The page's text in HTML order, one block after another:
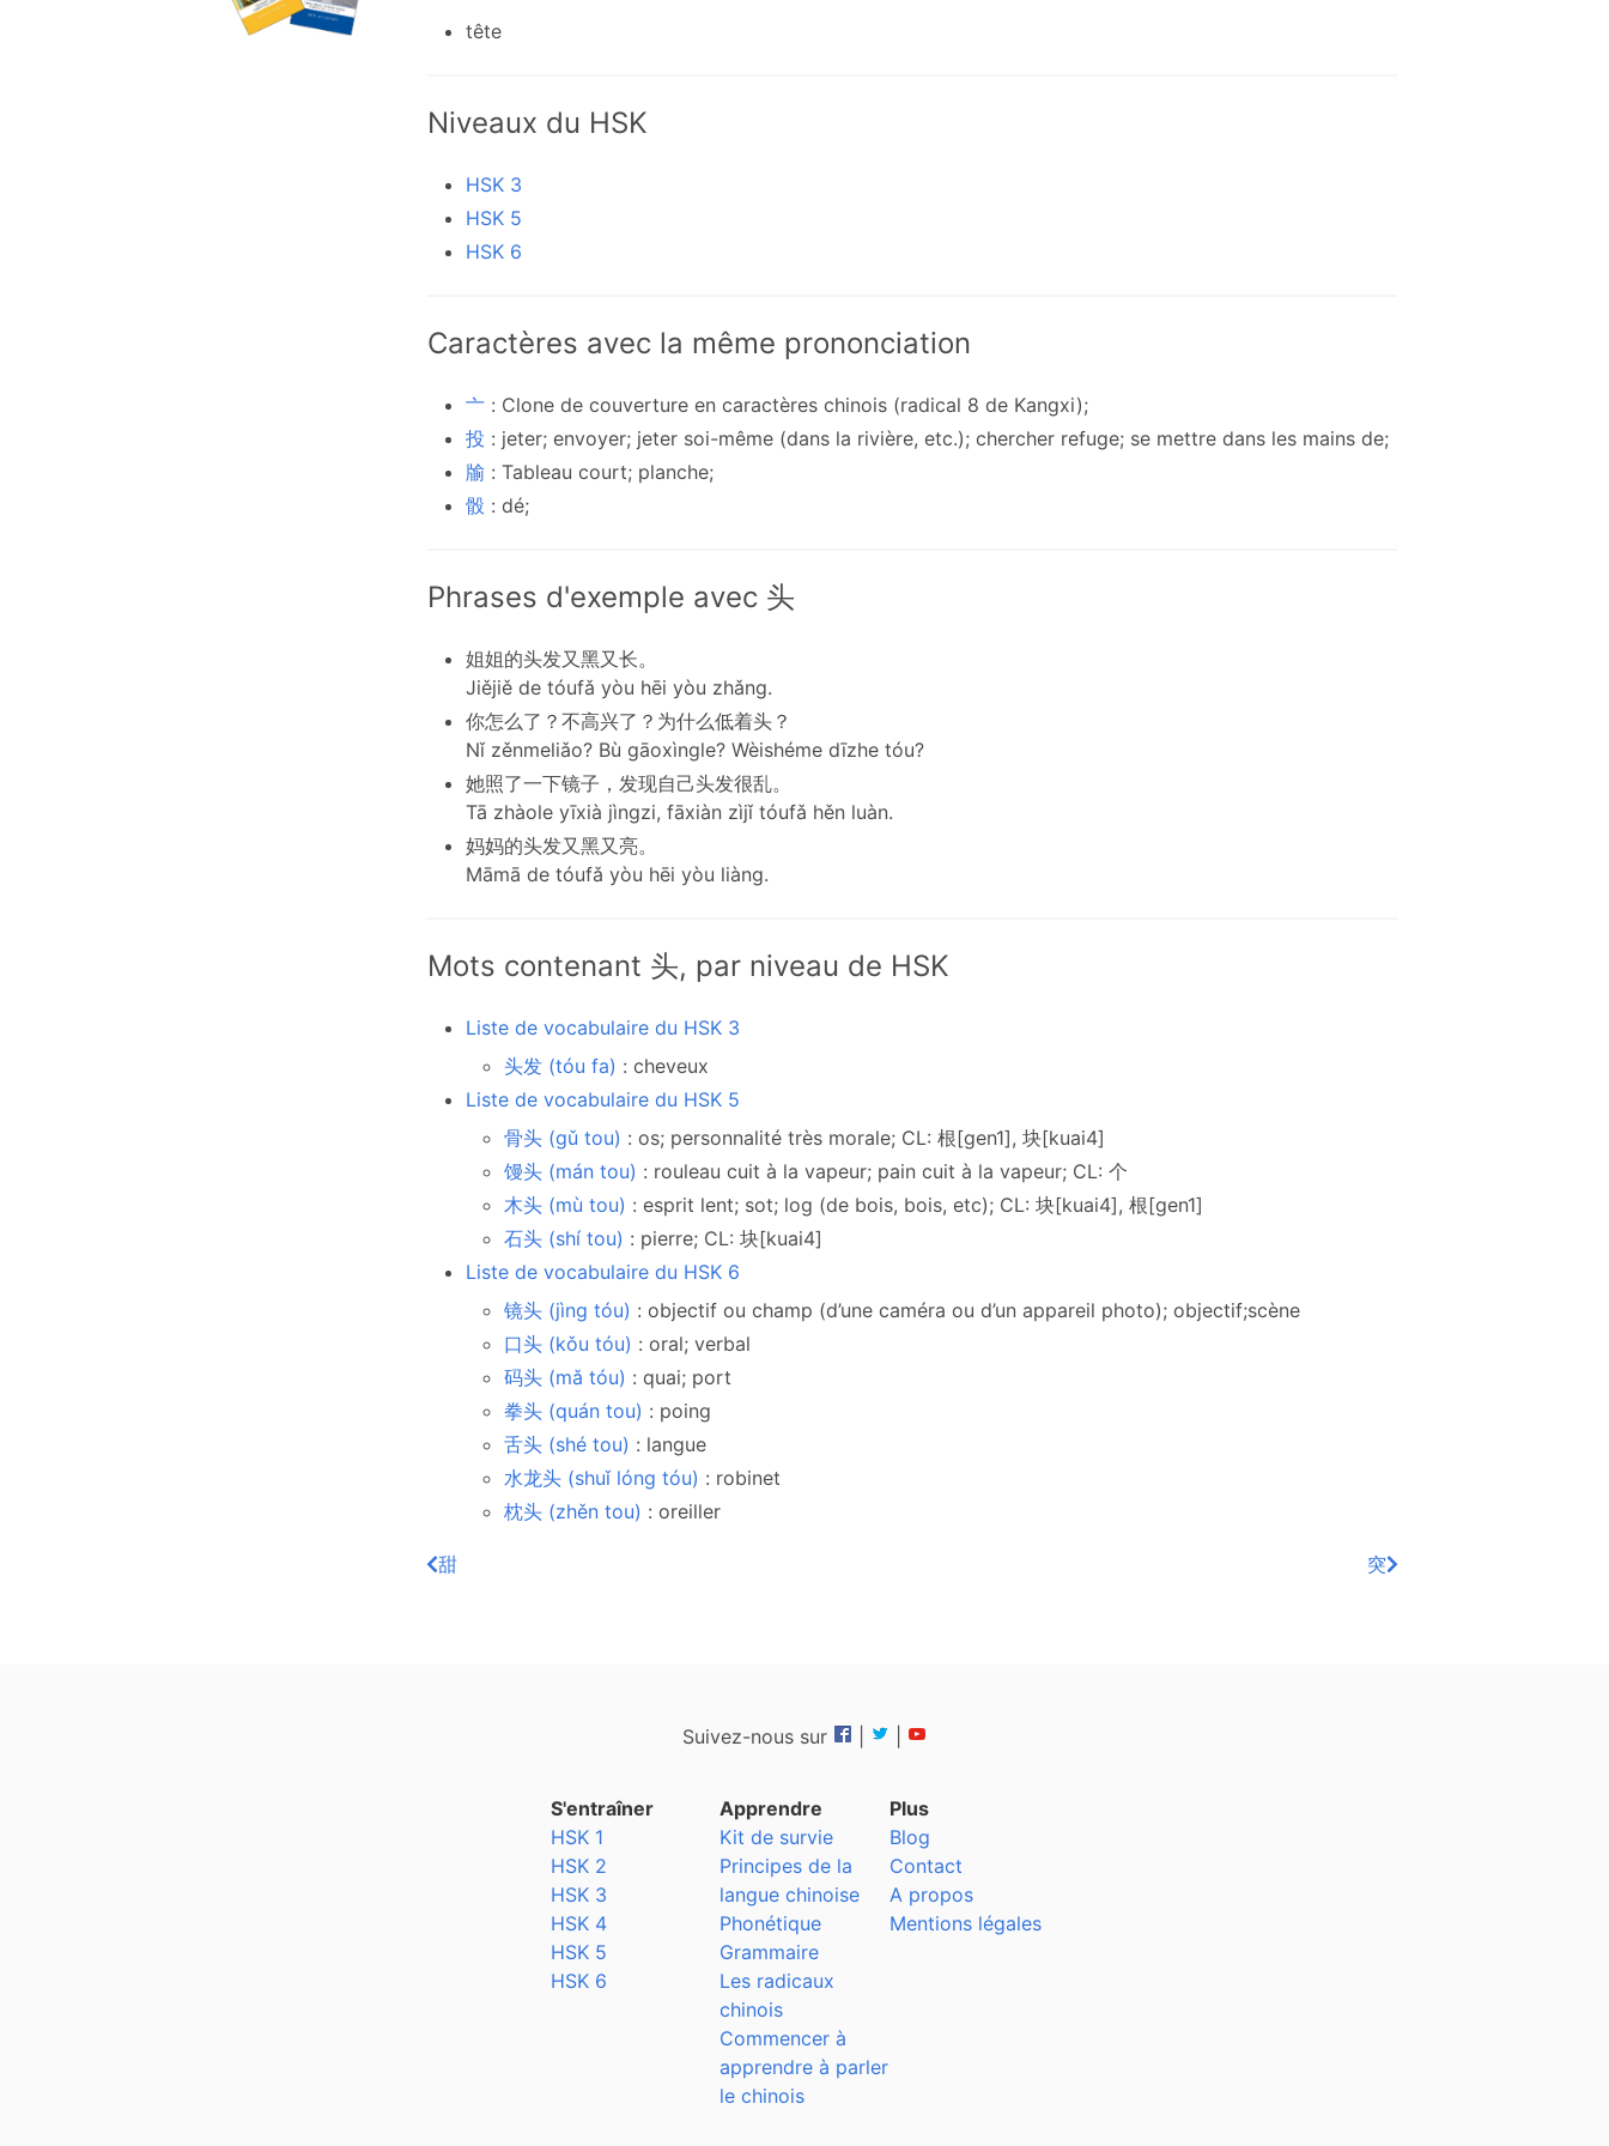
tête
Niveaux du HSK
HSK 3
HSK 5
HSK 6
Caractères avec la même prononciation
亠 : Clone de couverture en caractères chinois (radical 8 de Kangxi);
投 : jeter; envoyer; jeter soi-même (dans la rivière, etc.); chercher refuge; ​​se mettre dans les mains de;
牏 : Tableau court; planche;
骰 : dé;
Phrases d'exemple avec 头
姐姐的头发又黑又长。
Jiějiě de tóufǎ yòu hēi yòu zhǎng.
你怎么了？不高兴了？为什么低着头？
Nǐ zěnmeliǎo? Bù gāoxìngle? Wèishéme dīzhe tóu?
她照了一下镜子，发现自己头发很乱。
Tā zhàole yīxià jìngzi, fāxiàn zìjǐ tóufǎ hěn luàn.
妈妈的头发又黑又亮。
Māmā de tóufǎ yòu hēi yòu liàng.
Mots contenant 头, par niveau de HSK
Liste de vocabulaire du HSK 3
头发 (tóu fa) : cheveux
Liste de vocabulaire du HSK 5
骨头 (gǔ tou) : os; personnalité très morale; CL: 根[gen1], 块[kuai4]
馒头 (mán tou) : rouleau cuit à la vapeur; pain cuit à la vapeur; CL: 个
木头 (mù tou) : esprit lent; sot; log (de bois, bois, etc); CL: 块[kuai4], 根[gen1]
石头 (shí tou) : pierre; CL: 块[kuai4]
Liste de vocabulaire du HSK 6
镜头 (jìng tóu) : objectif ou champ (d’une caméra ou d’un appareil photo); objectif;scène
口头 (kǒu tóu) : oral; verbal
码头 (mǎ tóu) : quai; port
拳头 (quán tou) : poing
舌头 (shé tou) : langue
水龙头 (shuǐ lóng tóu) : robinet
枕头 (zhěn tou) : oreiller
甜 突
Suivez-nous sur
S'entraîner
HSK 1
HSK 2
HSK 3
HSK 4
HSK 5
HSK 6
Apprendre
Kit de survie
Principes de la
langue chinoise
Phonétique
Grammaire
Les radicaux
chinois
Commencer à
apprendre à parler
le chinois
Plus
Blog
Contact
A propos
Mentions légales